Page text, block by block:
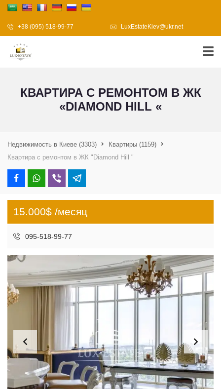
+38 (095) 518-99-77 LuxEstateKiev@ukr.net
КВАРТИРА С РЕМОНТОМ В ЖК
«DIAMOND HILL «
Недвижимость в Киеве (3303) Квартиры (1159)
Квартира с ремонтом в ЖК "Diamond Hill "
15.000$ /месяц
095-518-99-77